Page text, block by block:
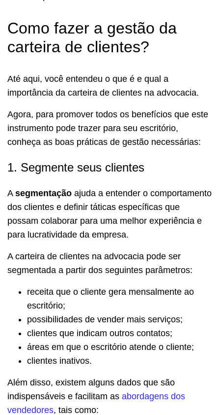
Como fazer a gestão da
carteira de clientes?
Até aqui, você entendeu o que é e qual a
importância da carteira de clientes na advocacia.
Agora, para promover todos os benefícios que este
instrumento pode trazer para seu escritório,
conheça as boas práticas de gestão necessárias:
1. Segmente seus clientes
A segmentação ajuda a entender o comportamento
dos clientes e definir táticas específicas que
possam colaborar para uma melhor experiência e
para lucratividade da empresa.
A carteira de clientes na advocacia pode ser
segmentada a partir dos seguintes parâmetros:
receita que o cliente gera mensalmente ao
escritório;
possibilidades de vender mais serviços;
clientes que indicam outros contatos;
áreas em que o escritório atende o cliente;
clientes inativos.
Além disso, existem alguns dados que são
indispensáveis e facilitam as abordagens dos
vendedores, tais como: